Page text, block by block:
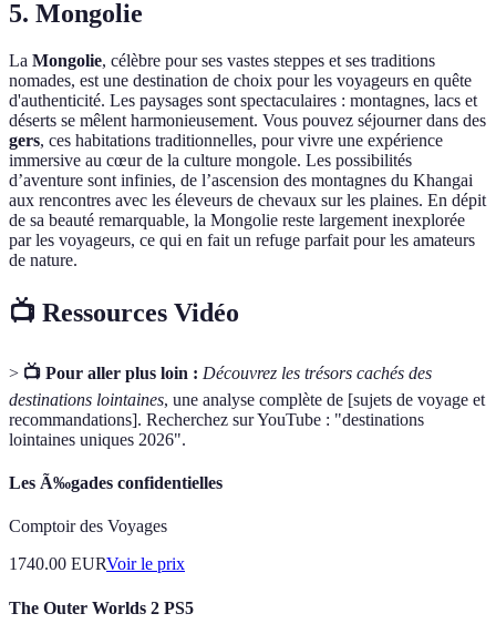
5. Mongolie
La Mongolie, célèbre pour ses vastes steppes et ses traditions
nomades, est une destination de choix pour les voyageurs en quête
d'authenticité. Les paysages sont spectaculaires : montagnes, lacs et
déserts se mêlent harmonieusement. Vous pouvez séjourner dans des
gers, ces habitations traditionnelles, pour vivre une expérience
immersive au cœur de la culture mongole. Les possibilités
d’aventure sont infinies, de l’ascension des montagnes du Khangai
aux rencontres avec les éleveurs de chevaux sur les plaines. En dépit
de sa beauté remarquable, la Mongolie reste largement inexplorée
par les voyageurs, ce qui en fait un refuge parfait pour les amateurs
de nature.
📺 Ressources Vidéo
> 📺 Pour aller plus loin : Découvrez les trésors cachés des
destinations lointaines, une analyse complète de [sujets de voyage et
recommandations]. Recherchez sur YouTube : "destinations
lointaines uniques 2026".
Les Ã‰gades confidentielles
Comptoir des Voyages
1740.00 EURVoir le prix
The Outer Worlds 2 PS5